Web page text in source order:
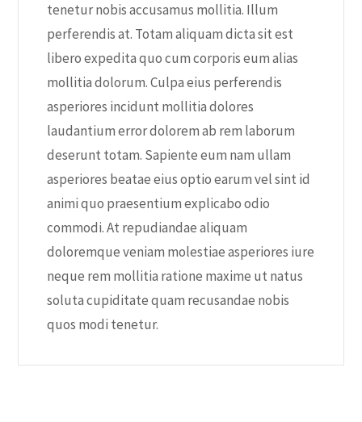
tenetur nobis accusamus mollitia. Illum
perferendis at. Totam aliquam dicta sit est
libero expedita quo cum corporis eum alias
mollitia dolorum. Culpa eius perferendis
asperiores incidunt mollitia dolores
laudantium error dolorem ab rem laborum
deserunt totam. Sapiente eum nam ullam
asperiores beatae eius optio earum vel sint id
animi quo praesentium explicabo odio
commodi. At repudiandae aliquam
doloremque veniam molestiae asperiores iure
neque rem mollitia ratione maxime ut natus
soluta cupiditate quam recusandae nobis
quos modi tenetur.